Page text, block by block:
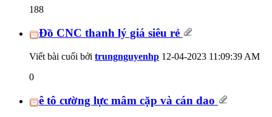
188
Đồ CNC thanh lý giá siêu rẻ
Viết bài cuối bởi trungnguyenhp 12-04-2023 11:09:39 AM
0
ê tô cường lực mâm cặp và cán dao